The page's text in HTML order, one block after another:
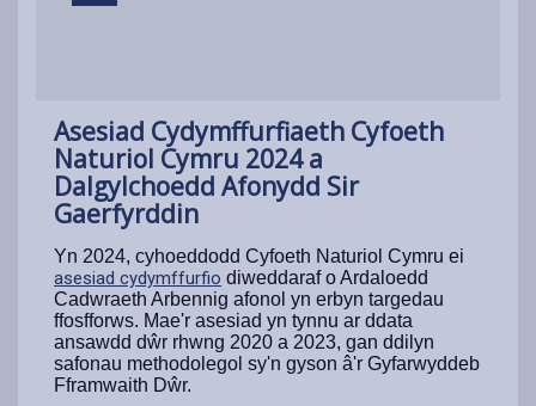
Asesiad Cydymffurfiaeth Cyfoeth
Naturiol Cymru 2024 a
Dalgylchoedd Afonydd Sir
Gaerfyrddin
Yn 2024, cyhoeddodd Cyfoeth Naturiol Cymru ei
asesiad cydymffurfio diweddaraf o Ardaloedd
Cadwraeth Arbennig afonol yn erbyn targedau
ffosfforws. Mae'r asesiad yn tynnu ar ddata
ansawdd dŵr rhwng 2020 a 2023, gan ddilyn
safonau methodolegol sy'n gyson â'r Gyfarwyddeb
Fframwaith Dŵr.